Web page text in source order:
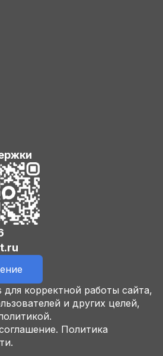
корректной работы сайта,
и других целей,
Политика